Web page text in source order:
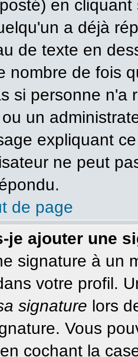
en
a déjà
de texte en
nombre de fois
si personne n'a
un
expliquant
ne peut
de page
je ajouter une
signature à un
votre profil.
signature lors
Vous
cochant la